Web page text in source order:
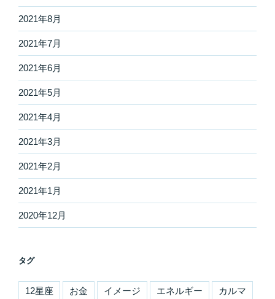
2021年8月
2021年7月
2021年6月
2021年5月
2021年4月
2021年3月
2021年2月
2021年1月
2020年12月
タグ
12星座 お金 イメージ エネルギー カルマ